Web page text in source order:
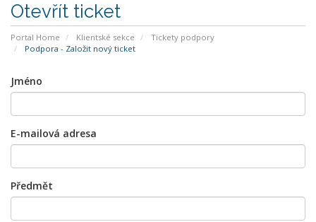
Otevřít ticket
Portal Home Klientské sekce
Tickety podpory
Podpora - Založit nový ticket
Jméno
E-mailová adresa
Předmět